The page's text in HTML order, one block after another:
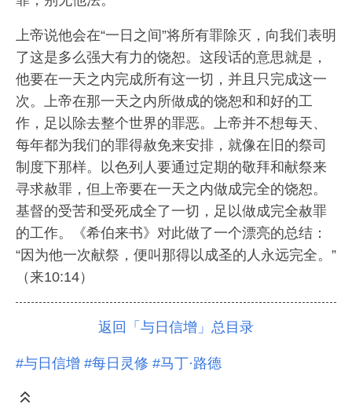
上帝说他会在“一日之间”将所有罪除灭，向我们表明
了这是多么强大有力的饶恕。这段话的意思就是，
他要在一天之内完成所有这一切，并且只完成这一
次。上帝在那一天之内所做成的饶恕和和好的工
作，足以除去整个世界的罪恶。上帝并不想每天、
每年都为我们的罪得赦免来安排，就像在旧的祭司
制度下那样。以色列人要通过定期的敬拜和献祭来
寻求赦罪，但上帝要在一天之内做成完全的饶恕。
基督的受苦和受死成全了一切，足以做成完全赦罪
的工作。《希伯来书》对此做了一个漂亮的总结：
“因为他一次献祭，便叫那得以成圣的人永远完全。”
（来10:14）
返回「与日信增」总目录
#与日信增 #每日灵修 #马丁·路德